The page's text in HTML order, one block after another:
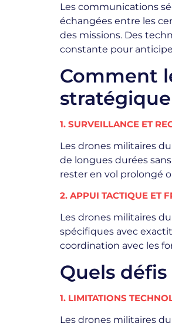
Les communications
échangées entre les
des missions. Des
constante pour
Comment
1. SURVEILLANCE ET
Les drones militaires
de longues durées
rester en vol prolongé
2. APPUI TACTIQUE ET
Les drones militaires
spécifiques avec
coordination avec les
Quels
1. LIMITATIONS
Les drones militaires